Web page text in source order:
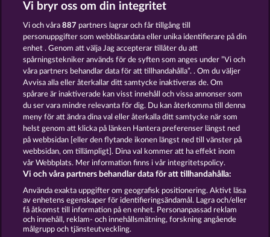
MAGIC STONE ROMAN LEGION
CRYSTAL BALL PHANTOMS MIRROR
Användarvillkor Sekretesspolicy Avtryck
Om Företaget FAQ Partnerprogram
Facebook
Vi bryr oss om din integritet
Vi och våra887 partners lagrar och får tillgång till
personuppgifter som webbläsardata eller unika identifierare på din
enhet . Genom att välja Jag accepterar tillåter du att
spårningstekniker används för de syften som anges under ”Vi och
våra partners behandlar data för att tillhandahålla”. . Om du väljer
Avvisa alla eller återkallar ditt samtycke inaktiveras de. Om
spårare är inaktiverade kan visst innehåll och vissa annonser som
du ser vara mindre relevanta för dig. Du kan återkomma till denna
meny för att ändra dina val eller återkalla ditt samtycke när som
helst genom att klicka på länken Hantera preferenser längst ned
på webbsidan [eller den flytande ikonen längst ned till vänster på
webbsidan, om tillämpligt]. Dina val kommer att ha effekt inom
vår Webbplats. Mer information finns i vår integritetspolicy.
Vi och våra partners behandlar data för att tillhandahålla:
Använda exakta uppgifter om geografisk positionering. Aktivt läsa
av enhetens egenskaper för identifieringsändamål. Lagra och/eller
få åtkomst till information på en enhet. Personanpassad reklam
och innehåll, reklam- och innehållsmätning, forskning angående
målgrupp och tjänsteutveckling.